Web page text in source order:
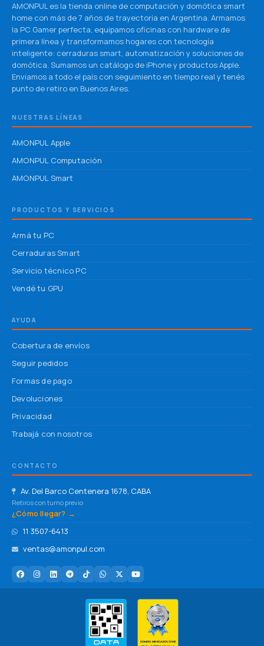
AMONPUL es la tienda online de computación y domótica smart
home con más de 7 años de trayectoria en Argentina. Armamos
la PC Gamer perfecta, equipamos oficinas con hardware de
primera línea y transformamos hogares con tecnología
inteligente: cerraduras smart, automatización y soluciones de
domótica. Sumamos un catálogo de iPhone y productos Apple.
Enviamos a todo el país con seguimiento en tiempo real y tenés
punto de retiro en Buenos Aires.
NUESTRAS LÍNEAS
AMONPUL Apple
AMONPUL Computación
AMONPUL Smart
PRODUCTOS Y SERVICIOS
Armá tu PC
Cerraduras Smart
Servicio técnico PC
Vendé tu GPU
AYUDA
Cobertura de envíos
Seguir pedidos
Formas de pago
Devoluciones
Privacidad
Trabajá con nosotros
CONTACTO
Av. Del Barco Centenera 1678, CABA
Retiros con turno previo
¿Cómo llegar? →
11 3507-6413
ventas@amonpul.com